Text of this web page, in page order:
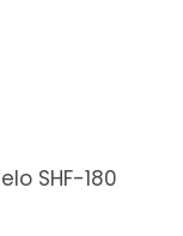
SHF-180